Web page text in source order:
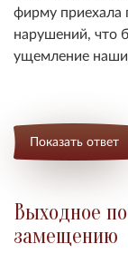
фирму приехала
нарушений, что
ущемление
Показать ответ
Выходное
замещению